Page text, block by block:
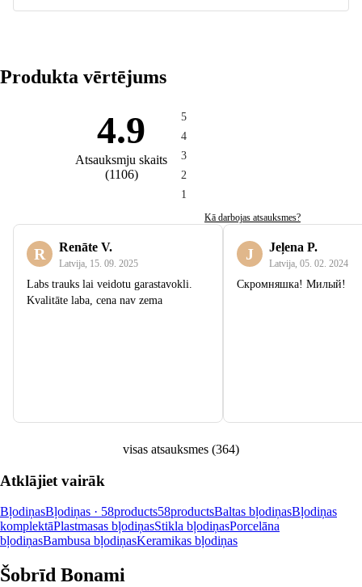
Produkta vērtējums
4.9
Atsauksmju skaits
(1106)
5
4
3
2
1
Kā darbojas atsauksmes?
R Renāte V.
Latvija 15. 09. 2025
Labs trauks lai veidotu garastavokli.
Kvalitāte laba, cena nav zema
J Jeļena P.
Latvija 05. 02. 2024
Скромняшка! Милый!
visas atsauksmes (364)
Atklājiet vairāk
BļodiņasBļodiņas · 58products58productsBaltas bļodiņasBļodiņas
komplektāPlastmasas bļodiņasStikla bļodiņasPorcelāna
bļodiņasBambusa bļodiņasKeramikas bļodiņas
Šobrīd Bonami